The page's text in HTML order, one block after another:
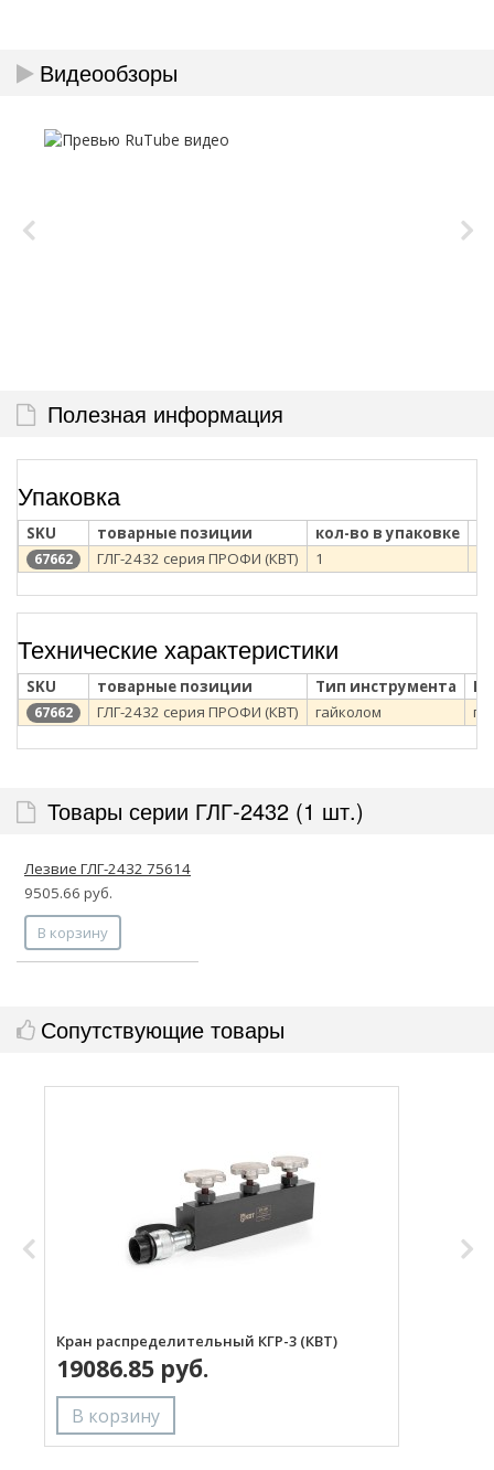
Видеообзоры
Полезная информация
Упаковка
SKU товарные позиции кол-во в упаковке
67662 ГЛГ-2432 серия ПРОФИ (КВТ) 1
Технические характеристики
SKU товарные позиции Тип инструмента
67662 ГЛГ-2432 серия ПРОФИ (КВТ) гайколом
Товары серии ГЛГ-2432 (1 шт.)
Лезвие ГЛГ-2432 75614
9505.66 руб.
В корзину
Сопутствующие товары
Кран распределительный КГР-3 (КВТ)
19086.85 руб.